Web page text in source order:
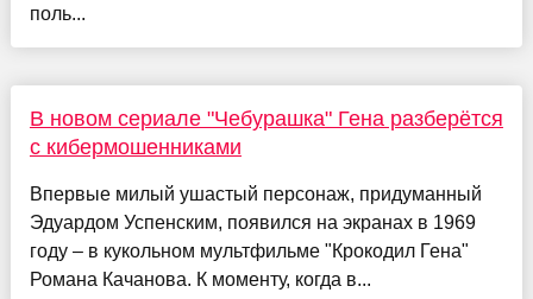
поль...
В новом сериале "Чебурашка" Гена разберётся
с кибермошенниками
Впервые милый ушастый персонаж, придуманный
Эдуардом Успенским, по­явился на экранах в 1969
году – в кукольном мульт­фильме "Крокодил Гена"
Романа Качанова. К моменту, когда в...